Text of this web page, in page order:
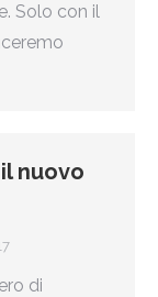
Solo con il
nuovo
di